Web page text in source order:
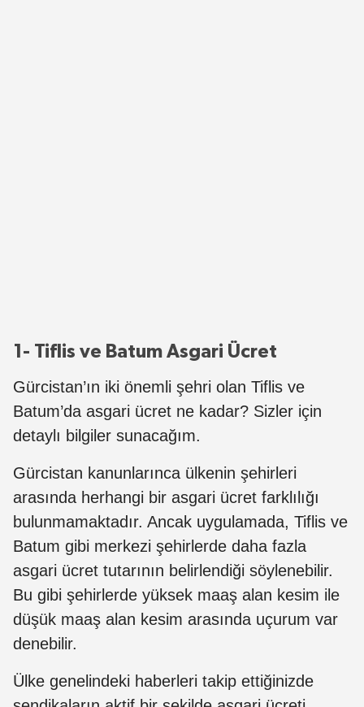
1- Tiflis ve Batum Asgari Ücret
Gürcistan’ın iki önemli şehri olan Tiflis ve
Batum’da asgari ücret ne kadar? Sizler için
detaylı bilgiler sunacağım.
Gürcistan kanunlarınca ülkenin şehirleri
arasında herhangi bir asgari ücret farklılığı
bulunmamaktadır. Ancak uygulamada, Tiflis ve
Batum gibi merkezi şehirlerde daha fazla
asgari ücret tutarının belirlendiği söylenebilir.
Bu gibi şehirlerde yüksek maaş alan kesim ile
düşük maaş alan kesim arasında uçurum var
denebilir.
Ülke genelindeki haberleri takip ettiğinizde